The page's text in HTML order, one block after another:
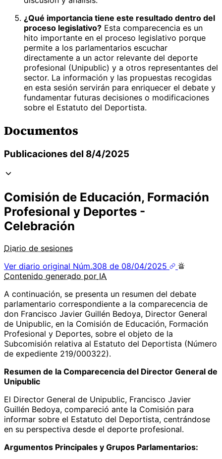
¿Qué importancia tiene este resultado dentro del
proceso legislativo? Esta comparecencia es un
hito importante en el proceso legislativo porque
permite a los parlamentarios escuchar
directamente a un actor relevante del deporte
profesional (Unipublic) y a otros representantes del
sector. La información y las propuestas recogidas
en esta sesión servirán para enriquecer el debate y
fundamentar futuras decisiones o modificaciones
sobre el Estatuto del Deportista.
Documentos
Publicaciones del 8/4/2025
Comisión de Educación, Formación
Profesional y Deportes -
Celebración
Diario de sesiones
Ver diario original Núm.308 de 08/04/2025
Contenido generado por IA
A continuación, se presenta un resumen del debate
parlamentario correspondiente a la comparecencia de
don Francisco Javier Guillén Bedoya, Director General
de Unipublic, en la Comisión de Educación, Formación
Profesional y Deportes, sobre el objeto de la
Subcomisión relativa al Estatuto del Deportista (Número
de expediente 219/000322).
Resumen de la Comparecencia del Director General de
Unipublic
El Director General de Unipublic, Francisco Javier
Guillén Bedoya, compareció ante la Comisión para
informar sobre el Estatuto del Deportista, centrándose
en su perspectiva desde el deporte profesional.
Argumentos Principales y Grupos Parlamentarios: